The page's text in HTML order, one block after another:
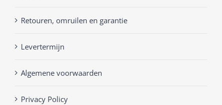
Retouren, omruilen en garantie
Levertermijn
Algemene voorwaarden
Privacy Policy